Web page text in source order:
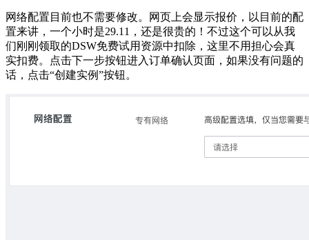
网络配置目前也不需要修改。网页上会显示报价，以目前的配
置来讲，一个小时是29.11，还是很贵的！不过这个可以从我
们刚刚领取的DSW免费试用资源中扣除，这里不用担心会真
实扣费。点击下一步按钮进入订单确认页面，如果没有问题的
话，点击“创建实例”按钮。